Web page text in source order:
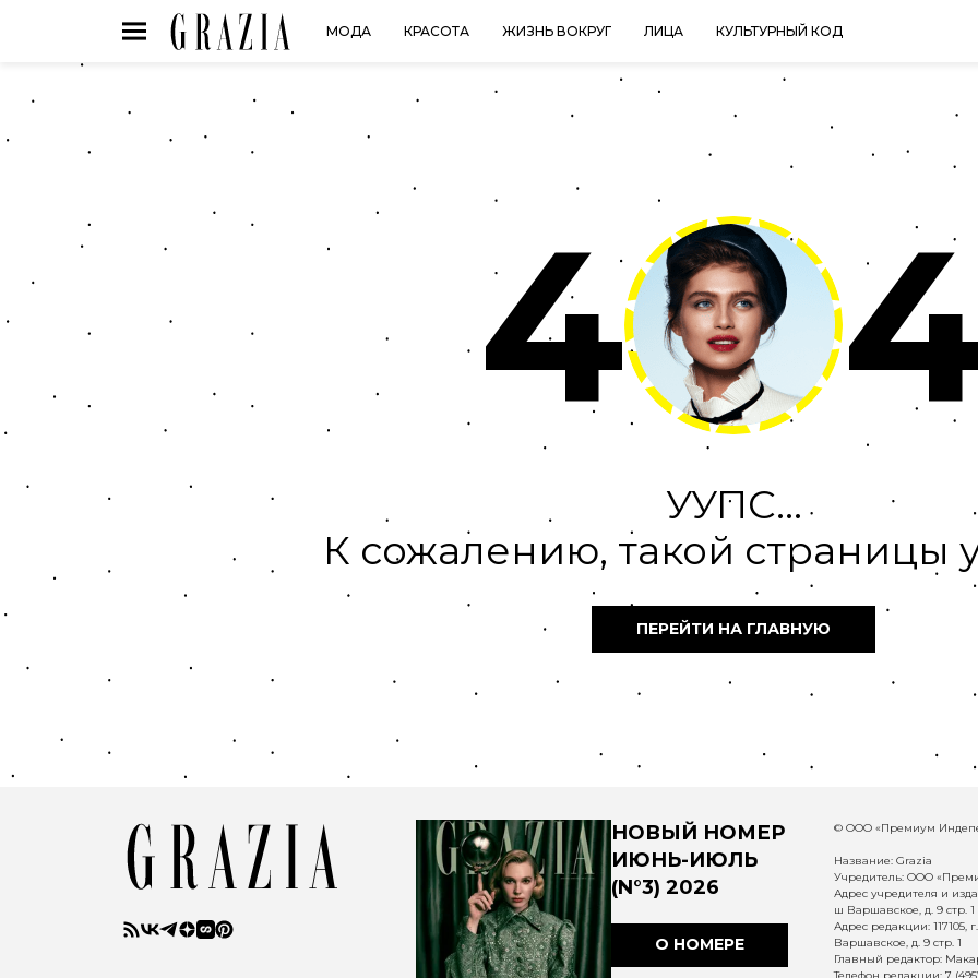
МОДА КРАСОТА ЖИЗНЬ ВОКРУГ ЛИЦА КУЛЬТУРНЫЙ КОД
4
УУПС...
К сожалению, такой страницы
ПЕРЕЙТИ НА ГЛАВНУЮ
НОВЫЙ НОМЕР
ИЮНЬ-ИЮЛЬ
(N°3) 2026
О НОМЕРЕ
© ООО «Премиум
Название: Grazia
Учредитель: ООО
Адрес учредителя и
ш Варшавское, д. 9 стр. 1
Адрес редакции:
Варшавское, д. 9 стр. 1
Главный редактор: